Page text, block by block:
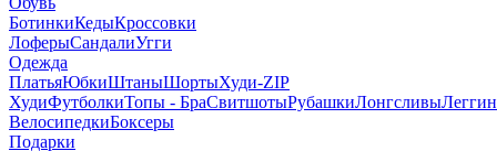
БотинкиКедыКроссовки
ЛоферыСандалиУгги
Одежда
ПлатьяЮбкиШтаныШортыХуди-ZIP
ХудиФутболкиТопы - БраСвитшотыРубашкиЛонгсливы
ВелосипедкиБоксеры
Подарки